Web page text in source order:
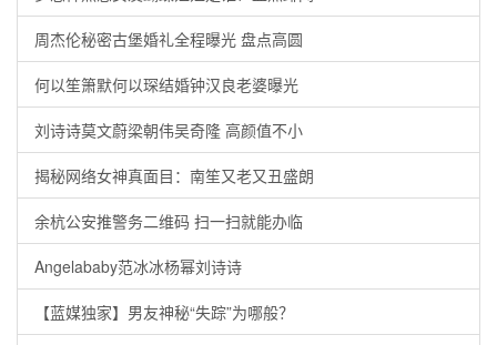
周杰伦秘密古堡婚礼全程曝光 盘点高圆
何以笙箫默何以琛结婚钟汉良老婆曝光
刘诗诗莫文蔚梁朝伟吴奇隆 高颜值不小
揭秘网络女神真面目：南笙又老又丑盛朗
余杭公安推警务二维码 扫一扫就能办临
Angelababy范冰冰杨幂刘诗诗
【蓝媒独家】男友神秘“失踪”为哪般？